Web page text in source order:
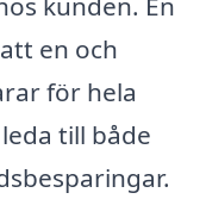
en och
för hela
till både